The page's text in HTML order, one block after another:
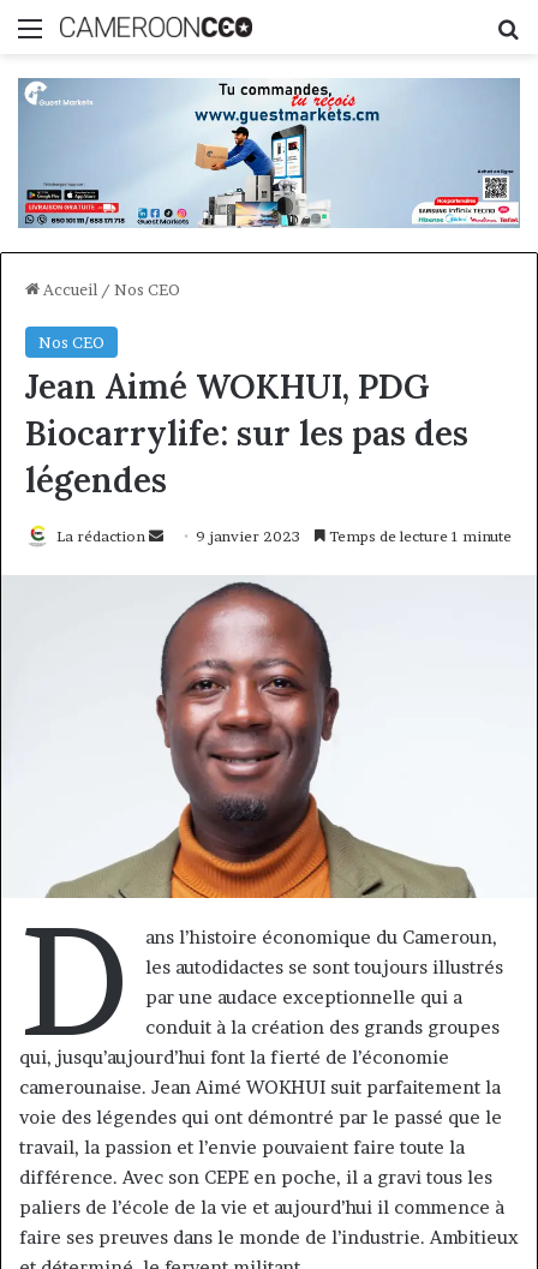
Menu
Accueil / Nos CEO
Nos CEO
Jean Aimé WOKHUI, PDG
Biocarrylife: sur les pas des
légendes
La rédaction
Envoyer
courriel
9 janvier 2023 Temps de lecture 1 minute
D
ans l’histoire économique du Cameroun,
les autodidactes se sont toujours illustrés
par une audace exceptionnelle qui a
conduit à la création des grands groupes
qui, jusqu’aujourd’hui font la fierté de l’économie
camerounaise. Jean Aimé WOKHUI suit parfaitement la
voie des légendes qui ont démontré par le passé que le
travail, la passion et l’envie pouvaient faire toute la
différence. Avec son CEPE en poche, il a gravi tous les
paliers de l’école de la vie et aujourd’hui il commence à
faire ses preuves dans le monde de l’industrie. Ambitieux